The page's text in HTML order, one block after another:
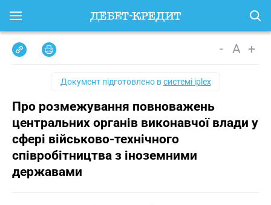
- A +
Документ підготовлено всистемі iplex
Про розмежування повноважень
центральних органів виконавчої влади у
сфері військово-технічного
співробітництва з іноземними
державами